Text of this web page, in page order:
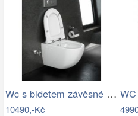
Wc s bidetem závěsné Vitra Shift 7748…
10490,-Kč